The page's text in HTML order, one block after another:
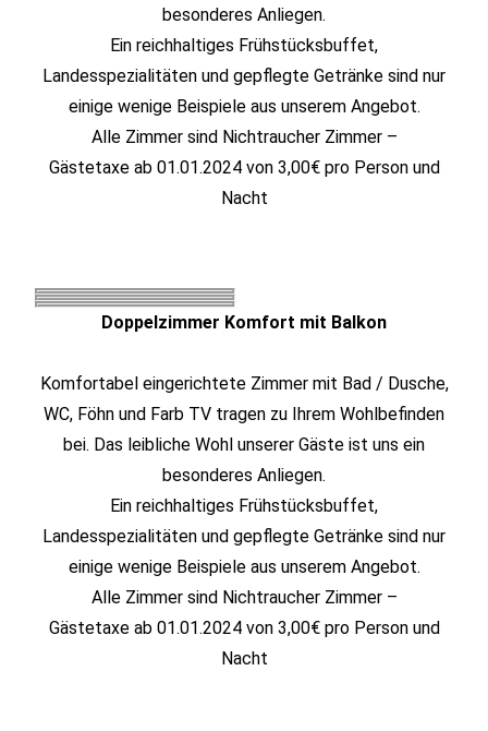
besonderes Anliegen.
Ein reichhaltiges Frühstücksbuffet,
Landesspezialitäten und gepflegte Getränke sind nur
einige wenige Beispiele aus unserem Angebot.
Alle Zimmer sind Nichtraucher Zimmer –
Gästetaxe ab 01.01.2024 von 3,00€ pro Person und
Nacht
Doppelzimmer Komfort mit Balkon
Komfortabel eingerichtete Zimmer mit Bad / Dusche,
WC, Föhn und Farb TV tragen zu Ihrem Wohlbefinden
bei. Das leibliche Wohl unserer Gäste ist uns ein
besonderes Anliegen.
Ein reichhaltiges Frühstücksbuffet,
Landesspezialitäten und gepflegte Getränke sind nur
einige wenige Beispiele aus unserem Angebot.
Alle Zimmer sind Nichtraucher Zimmer –
Gästetaxe ab 01.01.2024 von 3,00€ pro Person und
Nacht